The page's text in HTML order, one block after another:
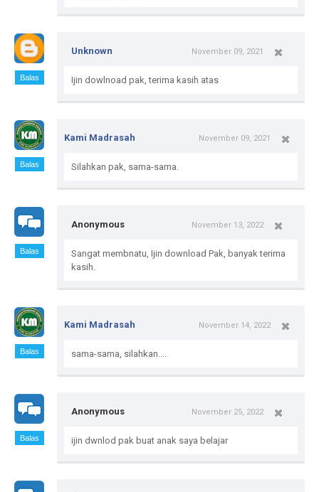
Balas
Unknown November 09, 2021
Ijin dowlnoad pak, terima kasih atas
Balas
Kami Madrasah November 09, 2021
Silahkan pak, sama-sama.
Balas
Anonymous November 13, 2022
Sangat membnatu, Ijin download Pak, banyak terima
kasih.
Balas
Kami Madrasah November 14, 2022
sama-sama, silahkan....
Balas
Anonymous November 25, 2022
ijin dwnlod pak buat anak saya belajar